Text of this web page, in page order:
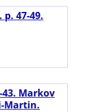
p. 47-49.
43. Markov
Martin.